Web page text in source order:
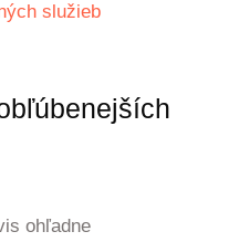
služieb
ohľadne